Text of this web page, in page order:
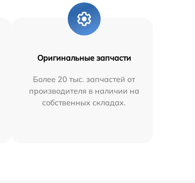
Оригинальные запчасти
Более 20 тыс. запчастей от
производителя в наличии на
собственных складах.